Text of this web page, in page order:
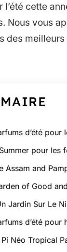
cette
Nous vous
des meilleurs
d’été pour
pour les
Assam and
of Good
Jardin Sur Le
d’été pour
Néo Tropical